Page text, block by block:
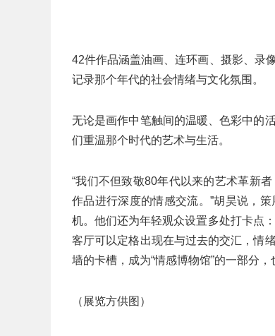
42件作品涵盖油画、连环画、摄影、录
记录那个年代的社会情绪与文化氛围。
无论是画作中笔触间的温暖、色彩中的
们重温那个时代的艺术与生活。
“我们不但致敬80年代以来的艺术革新
作品进行深度的情感交流。”胡昊说，
机。他们还为年轻观众设置多处打卡点
客厅可以定格出现在与过去的交汇，情
墙的卡槽，成为“情感博物馆”的一部分
（展览方供图）